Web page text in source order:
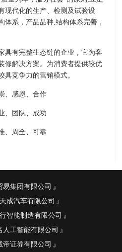
现代化的生产、检测及试验设
体系，产品品种,结构体系完善，
具有完整生态链的企业，它为客
修解决方案。为消费者提供较优
具竞争力的营销模式。
、感恩、合作
、团队、成功
、周全、可靠
易集团有限公司
成汽车有限公司
智能制造有限公司
人工智能有限公司
帝证券有限公司